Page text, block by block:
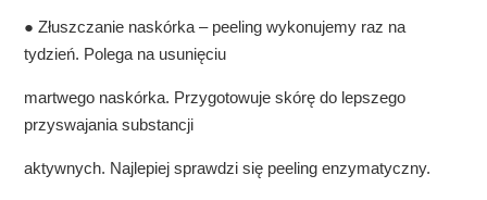
● Złuszczanie naskórka – peeling wykonujemy raz na
tydzień. Polega na usunięciu
martwego naskórka. Przygotowuje skórę do lepszego
przyswajania substancji
aktywnych. Najlepiej sprawdzi się peeling enzymatyczny.